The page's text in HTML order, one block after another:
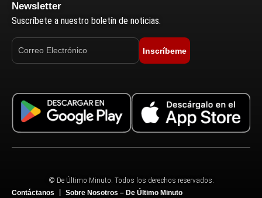
Newsletter
Suscríbete a nuestro boletín de noticias.
Inscríbeme
© De Último Minuto. Todos los derechos reservados.
Contáctanos
Sobre Nosotros – De Último Minuto